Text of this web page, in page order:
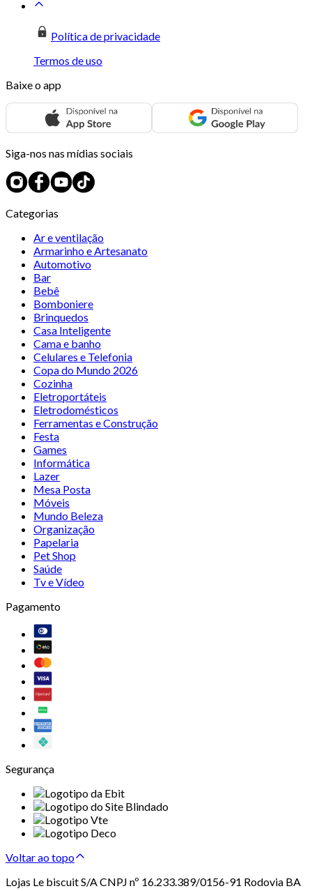
Política de privacidade
Termos de uso
Baixe o app
Siga-nos nas mídias sociais
Categorias
Ar e ventilação
Armarinho e Artesanato
Automotivo
Bar
Bebê
Bomboniere
Brinquedos
Casa Inteligente
Cama e banho
Celulares e Telefonia
Copa do Mundo 2026
Cozinha
Eletroportáteis
Eletrodomésticos
Ferramentas e Construção
Festa
Games
Informática
Lazer
Mesa Posta
Móveis
Mundo Beleza
Organização
Papelaria
Pet Shop
Saúde
Tv e Vídeo
Pagamento
Segurança
Voltar ao topo
Lojas Le biscuit S/A CNPJ nº 16.233.389/0156-91 Rodovia BA